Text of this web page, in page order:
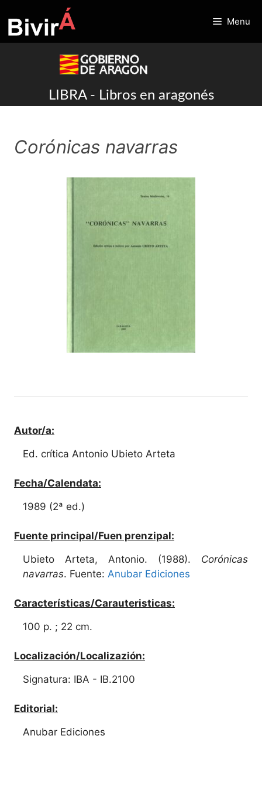
to
content
Menu
LIBRA - Libros en aragonés
Corónicas navarras
Autor/a:
Ed. crítica Antonio Ubieto Arteta
Fecha/Calendata:
1989 (2ª ed.)
Fuente principal/Fuen prenzipal:
Ubieto Arteta, Antonio. (1988). Corónicas
navarras. Fuente: Anubar Ediciones
Características/Carauteristicas:
100 p. ; 22 cm.
Localización/Localizazión:
Signatura: IBA - IB.2100
Editorial:
Anubar Ediciones